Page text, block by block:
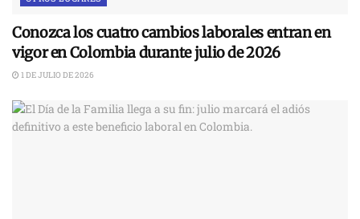
Conozca los cuatro cambios laborales entran en
vigor en Colombia durante julio de 2026
1 DE JULIO DE 2026